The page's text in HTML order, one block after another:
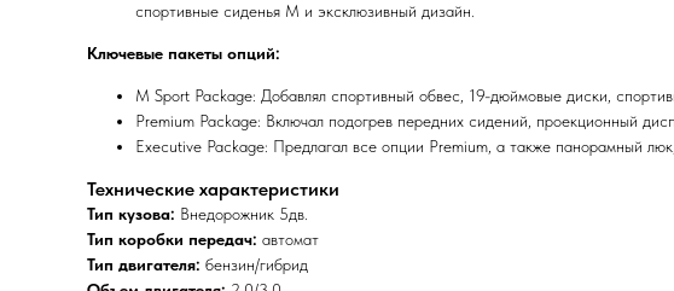
спортивные сиденья M и эксклюзивный дизайн.
Ключевые пакеты опций:
M Sport Package: Добавлял спортивный обвес, 19-дюймовые диски,
Premium Package: Включал подогрев передних сидений, проекционный
Executive Package: Предлагал все опции Premium, а также панорамный
Технические характеристики
Тип кузова: Внедорожник 5дв.
Тип коробки передач: автомат
Тип двигателя: бензин/гибрид